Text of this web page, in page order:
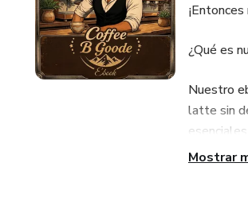
¿Qué es
Nuestro
latte sin
Mostrar